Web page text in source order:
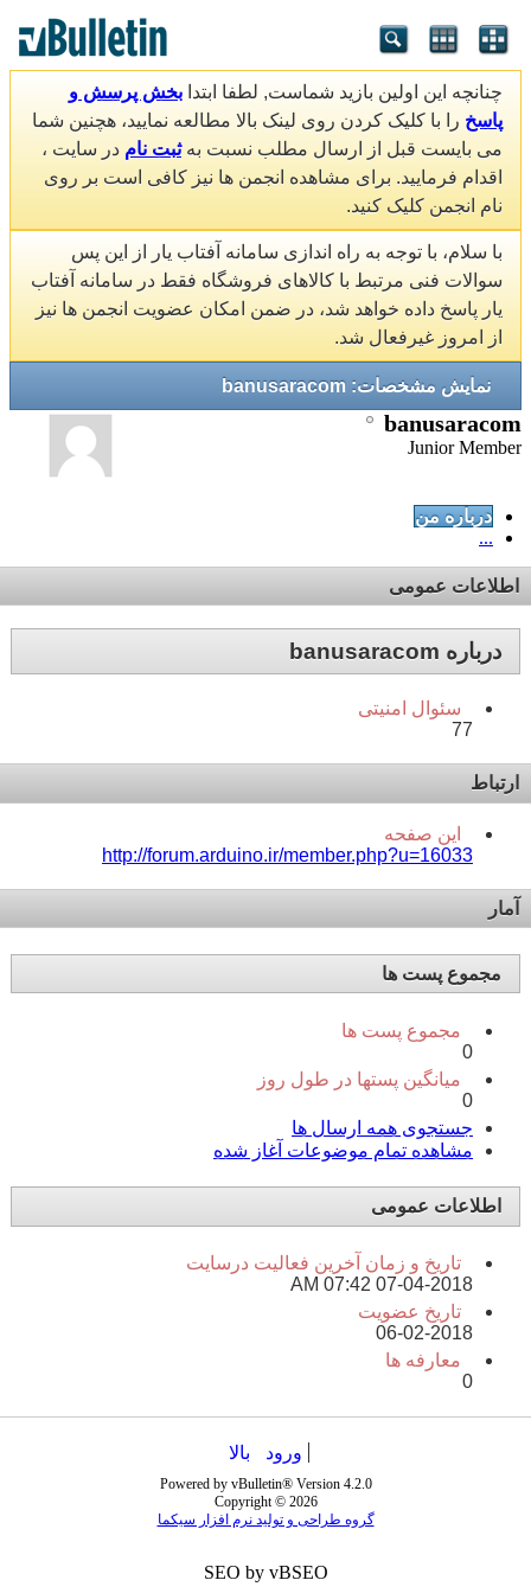
چنانچه این اولین بازید شماست, لطفا ابتدا بخش پرسش و
پاسخ را با کلیک کردن روی لینک بالا مطالعه نمایید، هچنین شما
می بایست قبل از ارسال مطلب نسبت بهثبت نام در سایت ،
اقدام فرمایید. برای مشاهده انجمن ها نیز کافی است بر روی
نام انجمن کلیک کنید.
با سلام، با توجه به راه اندازی سامانه آفتاب یار از این پس
سوالات فنی مرتبط با کالاهای فروشگاه فقط در سامانه آفتاب
یار پاسخ داده خواهد شد، در ضمن امکان عضویت انجمن ها نیز
از امروز غیرفعال شد.
نمایش مشخصات: banusaracom
banusaracom
Junior Member
درباره من
...
اطلاعات عمومی
درباره banusaracom
سئوال امنیتی
77
ارتباط
این صفحه
http://forum.arduino.ir/member.php?u=16033
آمار
مجموع پست ها
مجموع پست ها
0
میانگین پستها در طول روز
0
جستجوی همه ارسال ها
مشاهده تمام موضوعات آغاز شده
اطلاعات عمومی
تاریخ و زمان آخرین فعالیت درسایت
07-04-2018
07:42 AM
تاریخ عضویت
06-02-2018
معارفه ها
0
ورود بالا
Powered by vBulletin® Version 4.2.0
Copyright © 2026
گروه طراحی و تولید نرم افزار سیکما
SEO by vBSEO